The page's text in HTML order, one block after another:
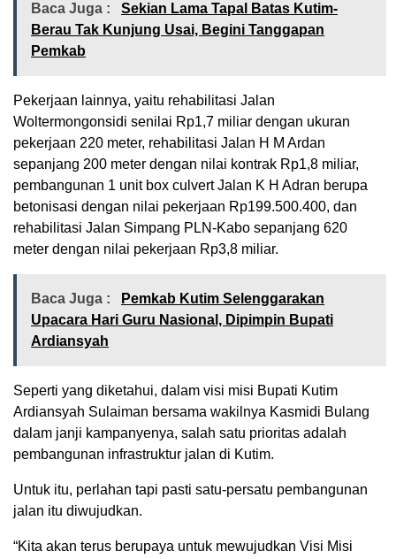
Baca Juga :
Sekian Lama Tapal Batas Kutim-
Berau Tak Kunjung Usai, Begini Tanggapan
Pemkab
Pekerjaan lainnya, yaitu rehabilitasi Jalan
Woltermongonsidi senilai Rp1,7 miliar dengan ukuran
pekerjaan 220 meter, rehabilitasi Jalan H M Ardan
sepanjang 200 meter dengan nilai kontrak Rp1,8 miliar,
pembangunan 1 unit box culvert Jalan K H Adran berupa
betonisasi dengan nilai pekerjaan Rp199.500.400, dan
rehabilitasi Jalan Simpang PLN-Kabo sepanjang 620
meter dengan nilai pekerjaan Rp3,8 miliar.
Baca Juga :
Pemkab Kutim Selenggarakan
Upacara Hari Guru Nasional, Dipimpin Bupati
Ardiansyah
Seperti yang diketahui, dalam visi misi Bupati Kutim
Ardiansyah Sulaiman bersama wakilnya Kasmidi Bulang
dalam janji kampanyenya, salah satu prioritas adalah
pembangunan infrastruktur jalan di Kutim.
Untuk itu, perlahan tapi pasti satu-persatu pembangunan
jalan itu diwujudkan.
“Kita akan terus berupaya untuk mewujudkan Visi Misi